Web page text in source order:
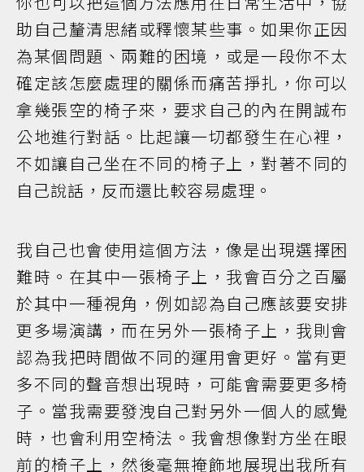
助自己釐清思緒或釋懷某些事。如果你正因
為某個問題、兩難的困境，或是一段你不太
確定該怎麼處理的關係而痛苦掙扎，你可以
拿幾張空的椅子來，要求自己的內在開誠布
公地進行對話。比起讓一切都發生在心裡，
不如讓自己坐在不同的椅子上，對著不同的
自己說話，反而還比較容易處理。
我自己也會使用這個方法，像是出現選擇困
難時。在其中一張椅子上，我會百分之百屬
於其中一種視角，例如認為自己應該要安排
更多場演講，而在另外一張椅子上，我則會
認為我把時間做不同的運用會更好。當有更
多不同的聲音想出現時，可能會需要更多椅
子。當我需要發洩自己對另外一個人的感覺
時，也會利用空椅法。我會想像對方坐在眼
前的椅子上，然後毫無掩飾地展現出我所有